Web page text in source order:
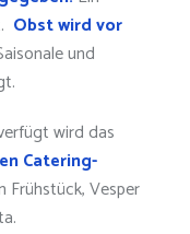
Obst wird vor
und
wird das
Catering-
Frühstück, Vesper